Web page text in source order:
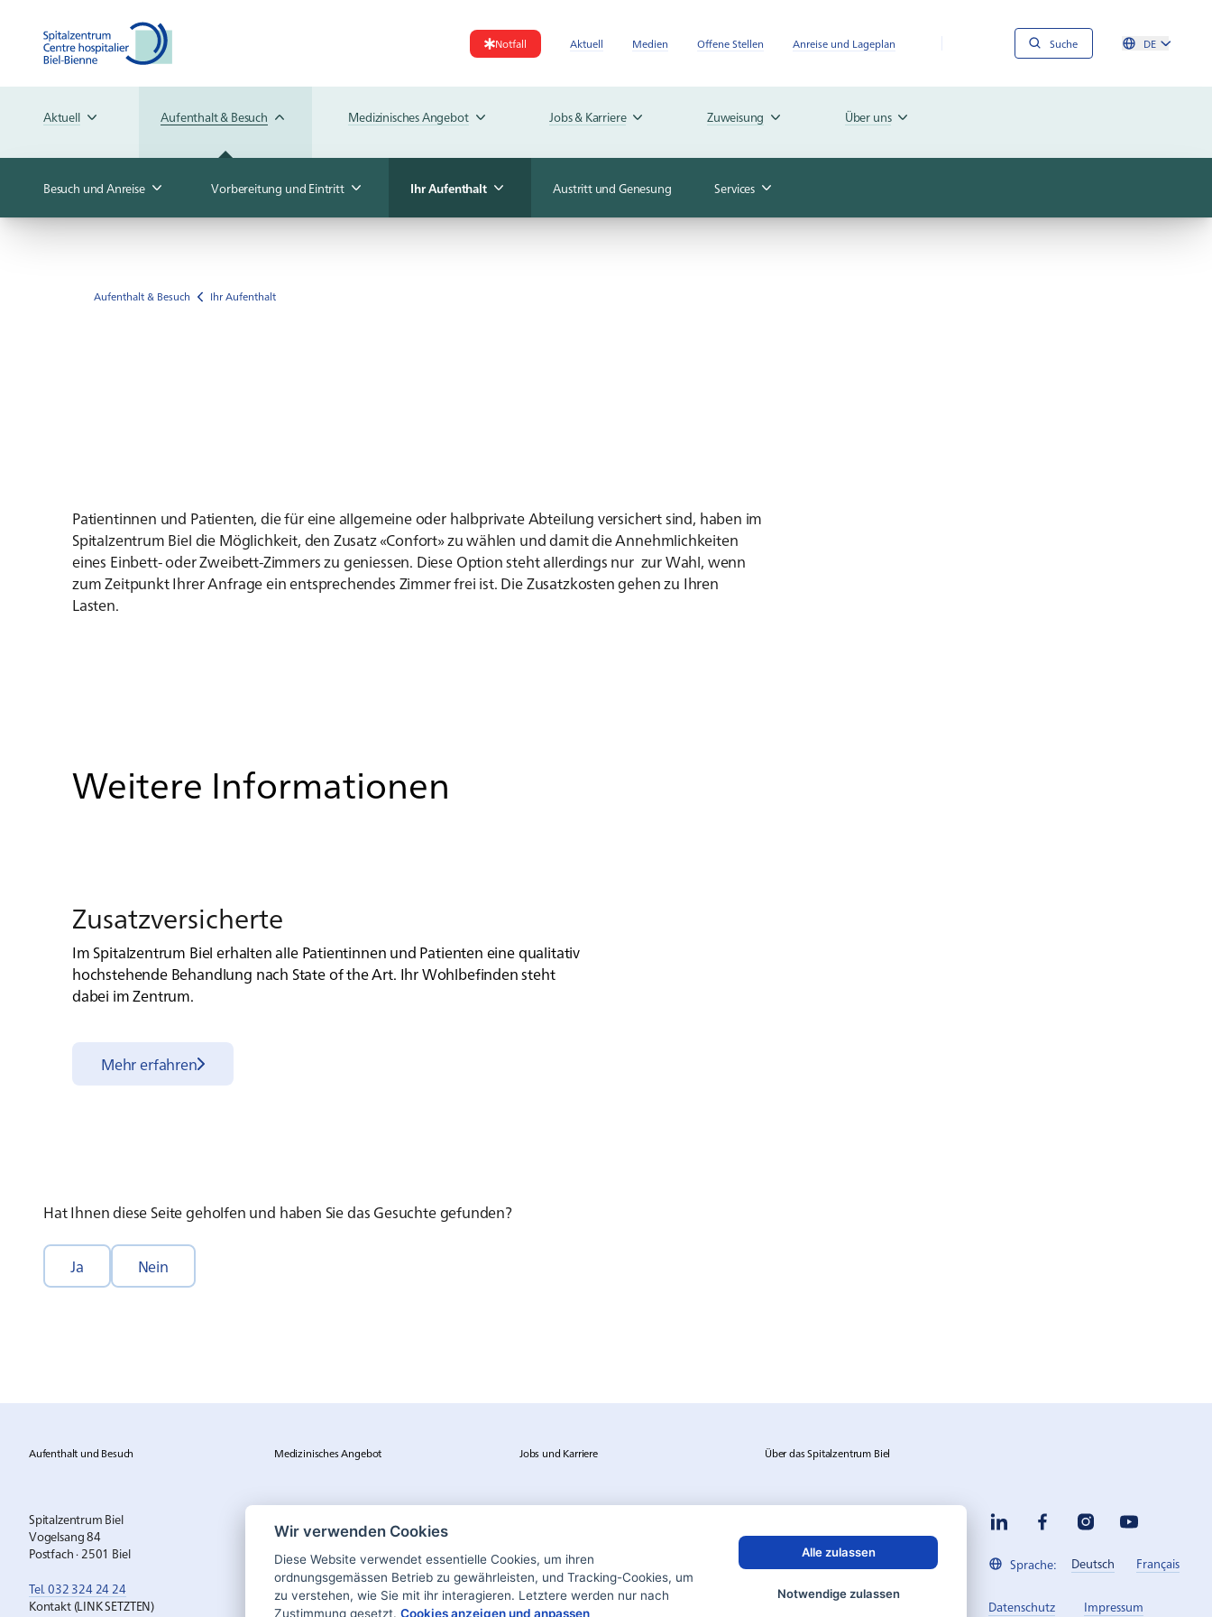
Notfall Aktuell Medien Offene Stellen Anreise und Lageplan Suche DE
Aktuell Aufenthalt & Besuch
Besuch und Anreise Vorbereitung und Eintritt Ihr Aufenthalt Austritt und Genesung Services
Medizinisches Angebot Jobs & Karriere Zuweisung Über uns
Aufenthalt & Besuch Ihr Aufenthalt
Patientinnen und Patienten, die für eine allgemeine oder halbprivate Abteilung versichert sind, haben im
Spitalzentrum Biel die Möglichkeit, den Zusatz «Confort» zu wählen und damit die Annehmlichkeiten
eines Einbett- oder Zweibett-Zimmers zu geniessen. Diese Option steht allerdings nur zur Wahl, wenn
zum Zeitpunkt Ihrer Anfrage ein entsprechendes Zimmer frei ist. Die Zusatzkosten gehen zu Ihren
Lasten.
Wei­te­re In­for­ma­tio­nen
Zu­satz­ver­si­cher­te
Im Spitalzentrum Biel erhalten alle Patientinnen und Patienten eine qualitativ
hochstehende Behandlung nach State of the Art. Ihr Wohlbefinden steht
dabei im Zentrum.
Mehr erfahren
Hat Ihnen diese Seite geholfen und haben Sie das Gesuchte gefunden?
Ja Nein
Aufenthalt und Besuch Medizinisches Angebot Jobs und Karriere Über das Spitalzentrum Biel
Spitalzentrum Biel
Vogelsang 84
Postfach · 2501 Biel
Tel. 032 324 24 24
Kontakt (LINK SETZTEN)
Sprache: Deutsch Français
Datenschutz Impressum
Wir verwenden Cookies
Diese Website verwendet essentielle Cookies, um ihren
ordnungsgemässen Betrieb zu gewährleisten, und Tracking-Cookies, um
zu verstehen, wie Sie mit ihr interagieren. Letztere werden nur nach
Zustimmung gesetzt. Cookies anzeigen und anpassen
Alle zulassen
Notwendige zulassen